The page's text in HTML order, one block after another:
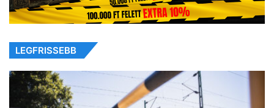
LEGFRISSEBB